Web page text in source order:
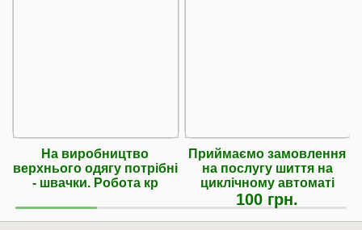
На виробництво
верхнього одягу потрібні
- швачки. Робота кр
Приймаємо замовлення
на послугу шиття на
циклічному автоматі
100 грн.